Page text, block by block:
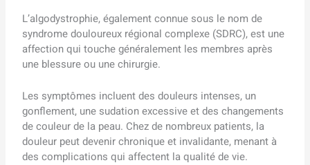
L’algodystrophie, également connue sous le nom de
syndrome douloureux régional complexe (SDRC), est une
affection qui touche généralement les membres après
une blessure ou une chirurgie.
Les symptômes incluent des douleurs intenses, un
gonflement, une sudation excessive et des changements
de couleur de la peau. Chez de nombreux patients, la
douleur peut devenir chronique et invalidante, menant à
des complications qui affectent la qualité de vie.